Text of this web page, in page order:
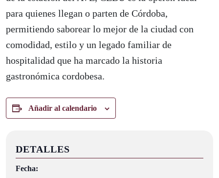
para quienes llegan o parten de Córdoba,
permitiendo saborear lo mejor de la ciudad con
comodidad, estilo y un legado familiar de
hospitalidad que ha marcado la historia
gastronómica cordobesa.
Añadir al calendario
DETALLES
Fecha: